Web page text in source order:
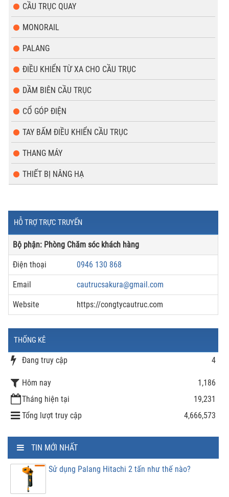
CẦU TRỤC QUAY
MONORAIL
PALANG
ĐIỀU KHIỂN TỪ XA CHO CẦU TRỤC
DẦM BIÊN CẦU TRỤC
CỔ GÓP ĐIỆN
TAY BẤM ĐIỀU KHIỂN CẦU TRỤC
THANG MÁY
THIẾT BỊ NÂNG HẠ
HỖ TRỢ TRỰC TRUYẾN
Bộ phận: Phòng Chăm sóc khách hàng
Điện thoại 0946 130 868
Email cautrucsakura@gmail.com
Website https://congtycautruc.com
THỐNG KÊ
Đang truy cập 4
Hôm nay
1,186
Tháng hiện tại
19,231
Tổng lượt truy cập
4,666,573
TIN MỚI NHẤT
Sử dụng Palang Hitachi 2 tấn như thế nào?